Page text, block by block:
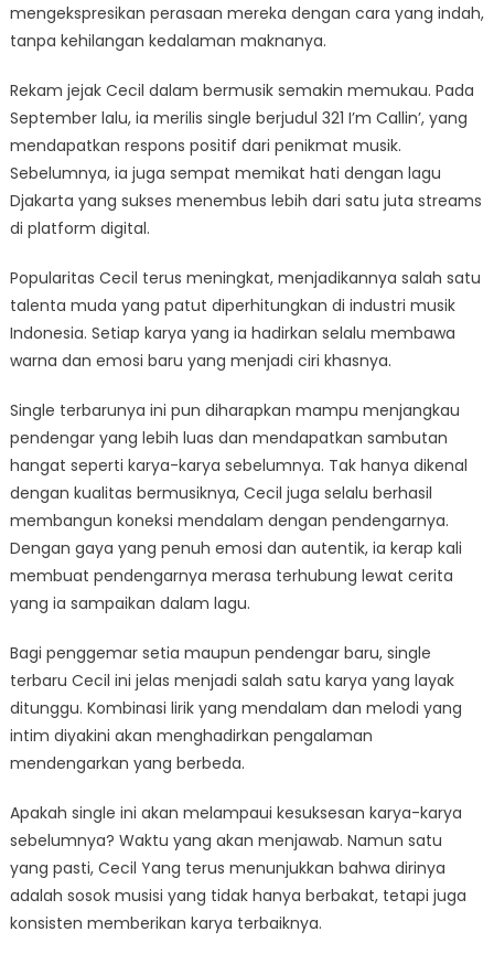
mengekspresikan perasaan mereka dengan cara yang indah,
tanpa kehilangan kedalaman maknanya.
Rekam jejak Cecil dalam bermusik semakin memukau. Pada
September lalu, ia merilis single berjudul 321 I’m Callin’, yang
mendapatkan respons positif dari penikmat musik.
Sebelumnya, ia juga sempat memikat hati dengan lagu
Djakarta yang sukses menembus lebih dari satu juta streams
di platform digital.
Popularitas Cecil terus meningkat, menjadikannya salah satu
talenta muda yang patut diperhitungkan di industri musik
Indonesia. Setiap karya yang ia hadirkan selalu membawa
warna dan emosi baru yang menjadi ciri khasnya.
Single terbarunya ini pun diharapkan mampu menjangkau
pendengar yang lebih luas dan mendapatkan sambutan
hangat seperti karya-karya sebelumnya. Tak hanya dikenal
dengan kualitas bermusiknya, Cecil juga selalu berhasil
membangun koneksi mendalam dengan pendengarnya.
Dengan gaya yang penuh emosi dan autentik, ia kerap kali
membuat pendengarnya merasa terhubung lewat cerita
yang ia sampaikan dalam lagu.
Bagi penggemar setia maupun pendengar baru, single
terbaru Cecil ini jelas menjadi salah satu karya yang layak
ditunggu. Kombinasi lirik yang mendalam dan melodi yang
intim diyakini akan menghadirkan pengalaman
mendengarkan yang berbeda.
Apakah single ini akan melampaui kesuksesan karya-karya
sebelumnya? Waktu yang akan menjawab. Namun satu
yang pasti, Cecil Yang terus menunjukkan bahwa dirinya
adalah sosok musisi yang tidak hanya berbakat, tetapi juga
konsisten memberikan karya terbaiknya.